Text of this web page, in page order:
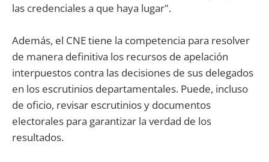
las credenciales a que haya lugar".
Además, el CNE tiene la competencia para resolver
de manera definitiva los recursos de apelación
interpuestos contra las decisiones de sus delegados
en los escrutinios departamentales. Puede, incluso
de oficio, revisar escrutinios y documentos
electorales para garantizar la verdad de los
resultados.